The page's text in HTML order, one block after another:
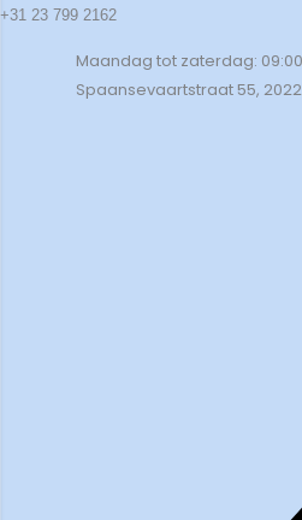
+31 23 799 2162
Maandag tot zaterdag:
Spaansevaartstraat 55,